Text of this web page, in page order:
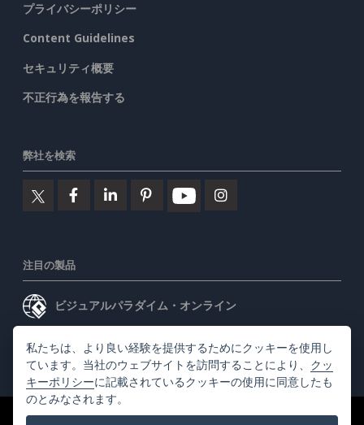
プライバシーポリシー
Content Guidelines
セキュリティ概要
不正行為を報告する
弊社を検索
注目の製品
ビジュアルパラダイム・オンライン
ビジュアルパラダイムデスクトップ
私たちは、より良い経験を提供するためにクッキーを使用し
ています。当社のウェブサイトを訪問することにより、 クッ
キーポリシーに記載されているクッキーの使用に同意したも
のとみなされます。